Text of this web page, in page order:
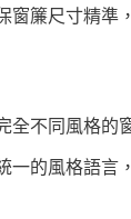
窗簾尺寸精準
全不同風格的
一的風格語言